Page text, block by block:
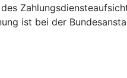
ist bei der